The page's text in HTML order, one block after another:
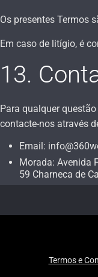
Os presentes Termos
Em caso de litígio, é
13.
Para qualquer
contacte-nos através
Email:
Morada: Avenida
59 Charneca de
Termos e